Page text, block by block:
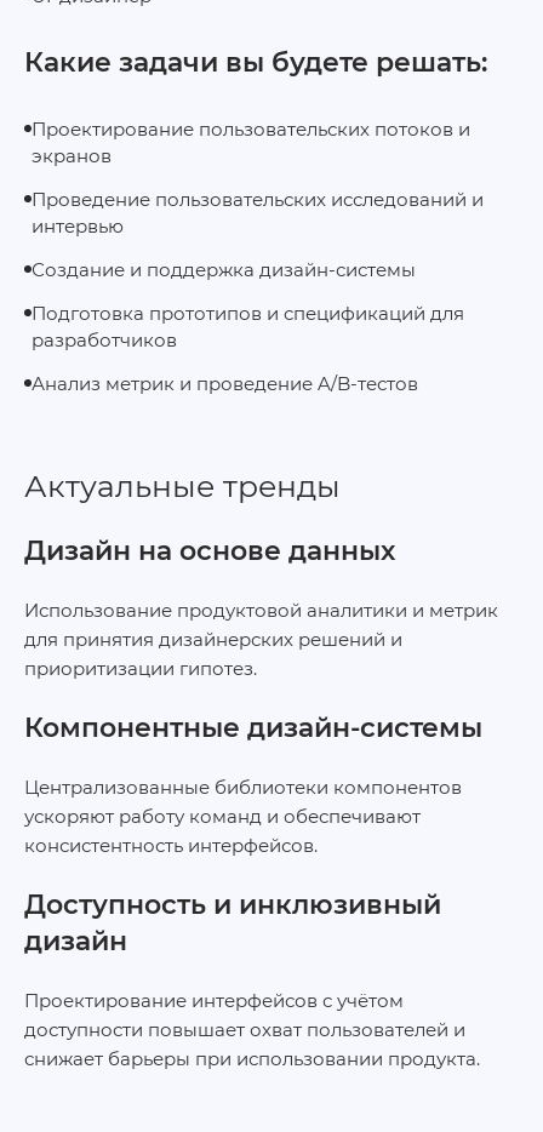
Какие задачи вы будете решать:
Проектирование пользовательских потоков и
экранов
Проведение пользовательских исследований и
интервью
Создание и поддержка дизайн‑системы
Подготовка прототипов и спецификаций для
разработчиков
Анализ метрик и проведение A/B‑тестов
Актуальные тренды
Дизайн на основе данных
Использование продуктовой аналитики и метрик
для принятия дизайнерских решений и
приоритизации гипотез.
Компонентные дизайн‑системы
Централизованные библиотеки компонентов
ускоряют работу команд и обеспечивают
консистентность интерфейсов.
Доступность и инклюзивный
дизайн
Проектирование интерфейсов с учётом
доступности повышает охват пользователей и
снижает барьеры при использовании продукта.